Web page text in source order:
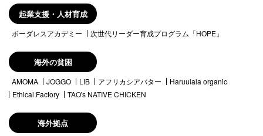
起業支援・人材育成
ボーダレスアカデミー 次世代リーダー育成プログラム「HOPE」
海外の貧困
AMOMA JOGGO LIB アフリカシアバター
Haruulala organic
Ethical Factory
TAO's NATIVE CHICKEN
海外拠点